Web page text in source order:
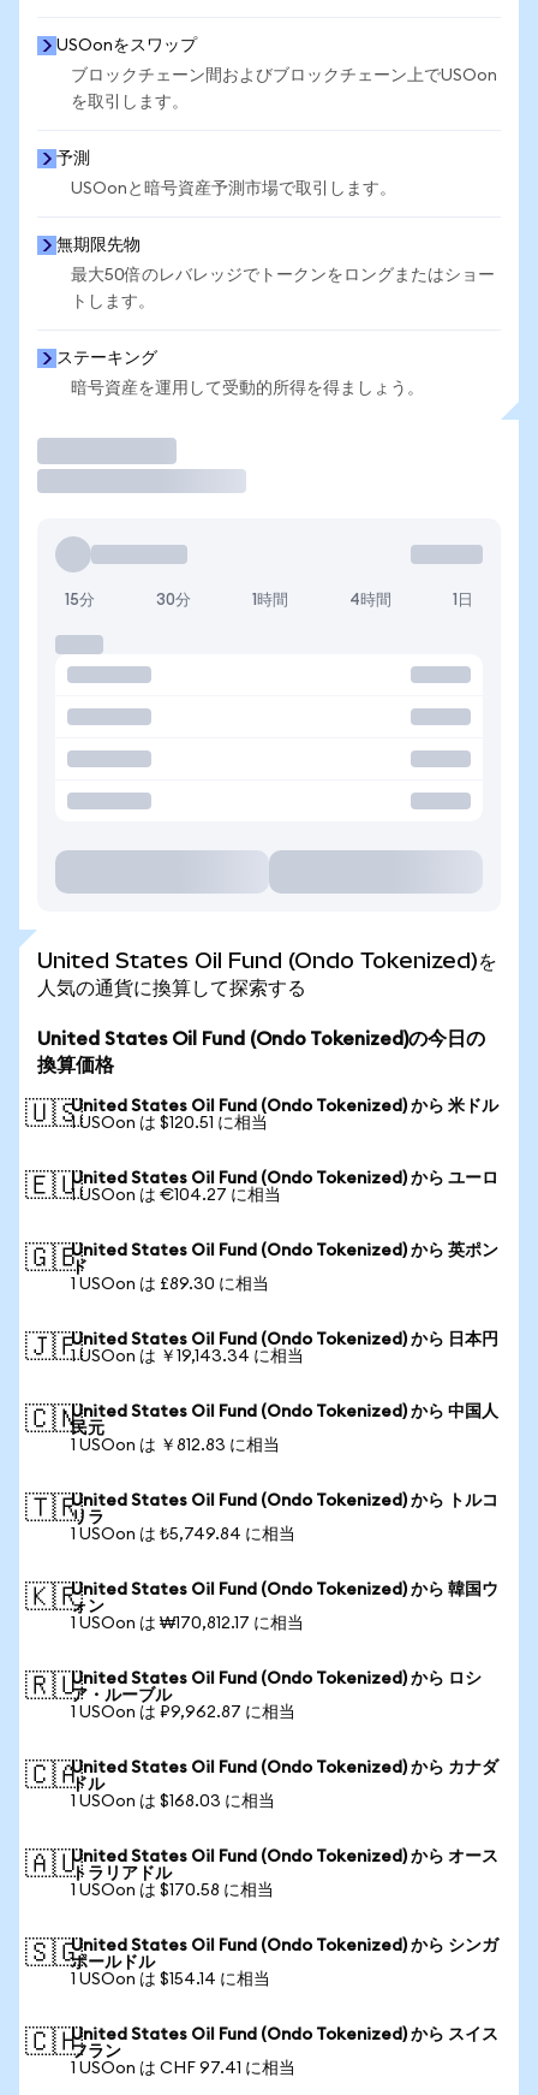
USOonをスワップ
ブロックチェーン間およびブロックチェーン上でUSOon
を取引します。
予測
USOonと暗号資産予測市場で取引します。
無期限先物
最大50倍のレバレッジでトークンをロングまたはショー
トします。
ステーキング
暗号資産を運用して受動的所得を得ましょう。
15分 30分 1時間 4時間 1日
United States Oil Fund (Ondo Tokenized)を
人気の通貨に換算して探索する
United States Oil Fund (Ondo Tokenized)の今日の
換算価格
🇺🇸United States Oil Fund (Ondo Tokenized) から 米ドル
1 USOon は $120.51 に相当
🇪🇺United States Oil Fund (Ondo Tokenized) から ユーロ
1 USOon は €104.27 に相当
🇬🇧United States Oil Fund (Ondo Tokenized) から 英ポン
ド
1 USOon は £89.30 に相当
🇯🇵United States Oil Fund (Ondo Tokenized) から 日本円
1 USOon は ￥19,143.34 に相当
🇨🇳United States Oil Fund (Ondo Tokenized) から 中国人
民元
1 USOon は ￥812.83 に相当
🇹🇷United States Oil Fund (Ondo Tokenized) から トルコ
リラ
1 USOon は ₺5,749.84 に相当
🇰🇷United States Oil Fund (Ondo Tokenized) から 韓国ウ
ォン
1 USOon は ₩170,812.17 に相当
🇷🇺United States Oil Fund (Ondo Tokenized) から ロシ
ア・ルーブル
1 USOon は ₽9,962.87 に相当
🇨🇦United States Oil Fund (Ondo Tokenized) から カナダ
ドル
1 USOon は $168.03 に相当
🇦🇺United States Oil Fund (Ondo Tokenized) から オース
トラリアドル
1 USOon は $170.58 に相当
🇸🇬United States Oil Fund (Ondo Tokenized) から シンガ
ポールドル
1 USOon は $154.14 に相当
🇨🇭United States Oil Fund (Ondo Tokenized) から スイス
フラン
1 USOon は CHF 97.41 に相当